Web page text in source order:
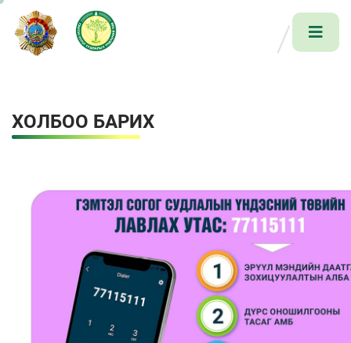
ХОЛБОО БАРИХ